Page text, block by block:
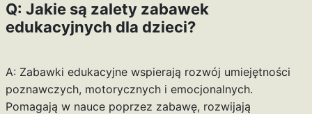
Q: Jakie są zalety zabawek
edukacyjnych dla dzieci?
A: Zabawki edukacyjne wspierają rozwój umiejętności
poznawczych, motorycznych i emocjonalnych.
Pomagają w nauce poprzez zabawę, rozwijają